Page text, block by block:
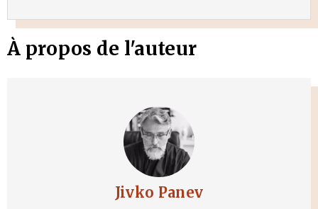
À propos de l'auteur
Jivko Panev